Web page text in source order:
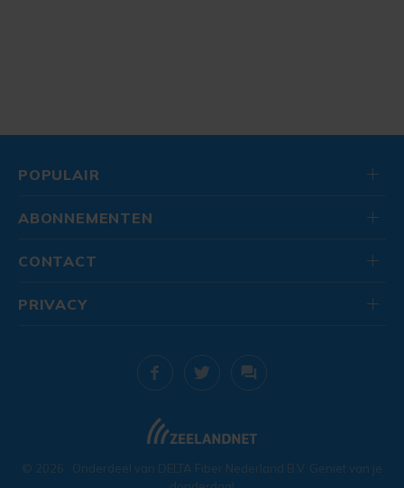
POPULAIR
ABONNEMENTEN
CONTACT
© 2026 . Onderdeel van DELTA Fiber Nederland B.V. Geniet van je
PRIVACY